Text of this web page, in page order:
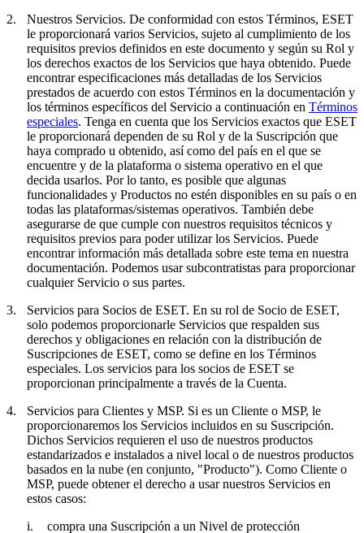
2.
Nuestros Servicios. De conformidad con estos Términos, ESET
le proporcionará varios Servicios, sujeto al cumplimiento de los
requisitos previos definidos en este documento y según su Rol y
los derechos exactos de los Servicios que haya obtenido. Puede
encontrar especificaciones más detalladas de los Servicios
prestados de acuerdo con estos Términos en la documentación y
los términos específicos del Servicio a continuación en Términos
especiales. Tenga en cuenta que los Servicios exactos que ESET
le proporcionará dependen de su Rol y de la Suscripción que
haya comprado u obtenido, así como del país en el que se
encuentre y de la plataforma o sistema operativo en el que
decida usarlos. Por lo tanto, es posible que algunas
funcionalidades y Productos no estén disponibles en su país o en
todas las plataformas/sistemas operativos. También debe
asegurarse de que cumple con nuestros requisitos técnicos y
requisitos previos para poder utilizar los Servicios. Puede
encontrar información más detallada sobre este tema en nuestra
documentación. Podemos usar subcontratistas para proporcionar
cualquier Servicio o sus partes.
3.
Servicios para Socios de ESET. En su rol de Socio de ESET,
solo podemos proporcionarle Servicios que respalden sus
derechos y obligaciones en relación con la distribución de
Suscripciones de ESET, como se define en los Términos
especiales. Los servicios para los socios de ESET se
proporcionan principalmente a través de la Cuenta.
4.
Servicios para Clientes y MSP. Si es un Cliente o MSP, le
proporcionaremos los Servicios incluidos en su Suscripción.
Dichos Servicios requieren el uso de nuestros productos
estandarizados e instalados a nivel local o de nuestros productos
basados en la nube (en conjunto, "Producto"). Como Cliente o
MSP, puede obtener el derecho a usar nuestros Servicios en
estos casos:
i.
compra una Suscripción a un Nivel de protección